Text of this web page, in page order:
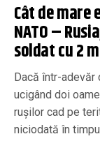
Cât de
NATO –
soldat cu 2
Dacă într-adevăr
ucigând doi
rușilor cad pe
niciodată în